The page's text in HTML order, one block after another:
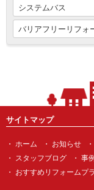
システムバス
バリアフリーリフォ
サイトマップ
ホーム お知らせ
スタッフブログ
事
おすすめリフォームプ